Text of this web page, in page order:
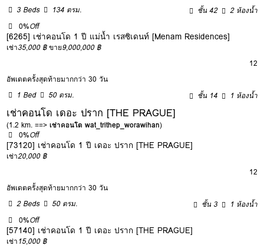
3 Beds
134 ตรม. ชั้น 42
2 ห้องน้ำ
0%Off
[6265] เช่าคอนโด 1 ปี แม่น้ำ เรสซิเดนท์ [Menam Residences]
เช่า35,000 ฿ ขาย9,000,000 ฿
12
อัพเดตครั้งสุดท้ายมากกว่า 30 วัน
1 Bed
50 ตรม. ชั้น 14 1 ห้องน้ำ
เช่าคอนโด เดอะ ปราก [THE PRAGUE]
(1.2 km. ==>เช่าคอนโด wat_trithep_worawihan)
0%Off
[73120] เช่าคอนโด 1 ปี เดอะ ปราก [THE PRAGUE]
เช่า20,000 ฿
12
อัพเดตครั้งสุดท้ายมากกว่า 30 วัน
2 Beds
50 ตรม. ชั้น 3
1 ห้องน้ำ
0%Off
[57140] เช่าคอนโด 1 ปี เดอะ ปราก [THE PRAGUE]
เช่า15,000 ฿